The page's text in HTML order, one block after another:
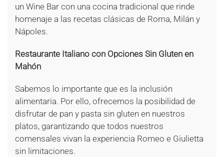
un Wine Bar con una cocina tradicional que rinde
homenaje a las recetas clásicas de Roma, Milán y
Nápoles.
Restaurante Italiano con Opciones Sin Gluten en
Mahón
Sabemos lo importante que es la inclusión
alimentaria. Por ello, ofrecemos la posibilidad de
disfrutar de pan y pasta sin gluten en nuestros
platos, garantizando que todos nuestros
comensales vivan la experiencia Romeo e Giulietta
sin limitaciones.